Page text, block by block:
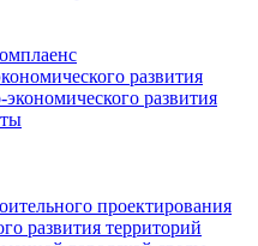
развития
развития
проектирования
развития территорий